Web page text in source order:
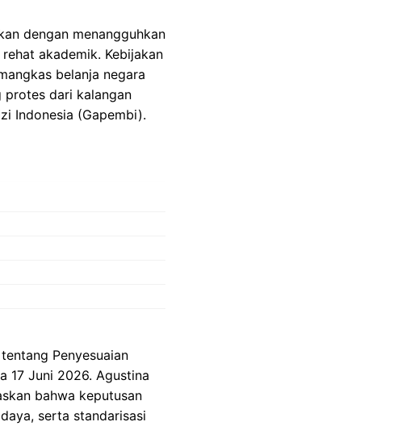
dengan menangguhkan
akademik. Kebijakan
belanja negara
protes dari kalangan
Indonesia (Gapembi).
Penyesuaian
17 Juni 2026. Agustina
bahwa keputusan
serta standarisasi